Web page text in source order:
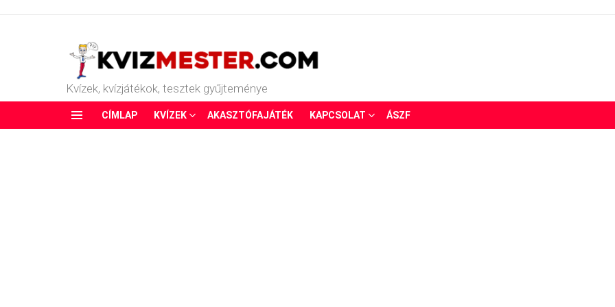
Kvízek, kvízjátékok, tesztek gyűjteménye
CÍMLAP KVÍZEK AKASZTÓFAJÁTÉK KAPCSOLAT ÁSZF